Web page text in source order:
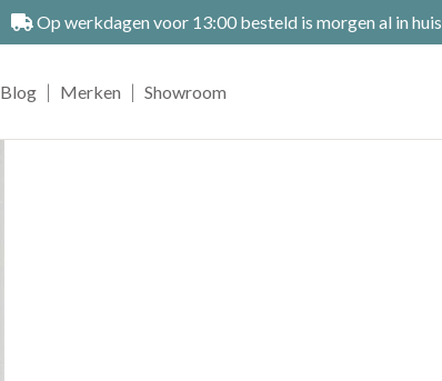
Op werkdagen voor 13:00 besteld is morgen al in huis
Blog | Merken | Showroom